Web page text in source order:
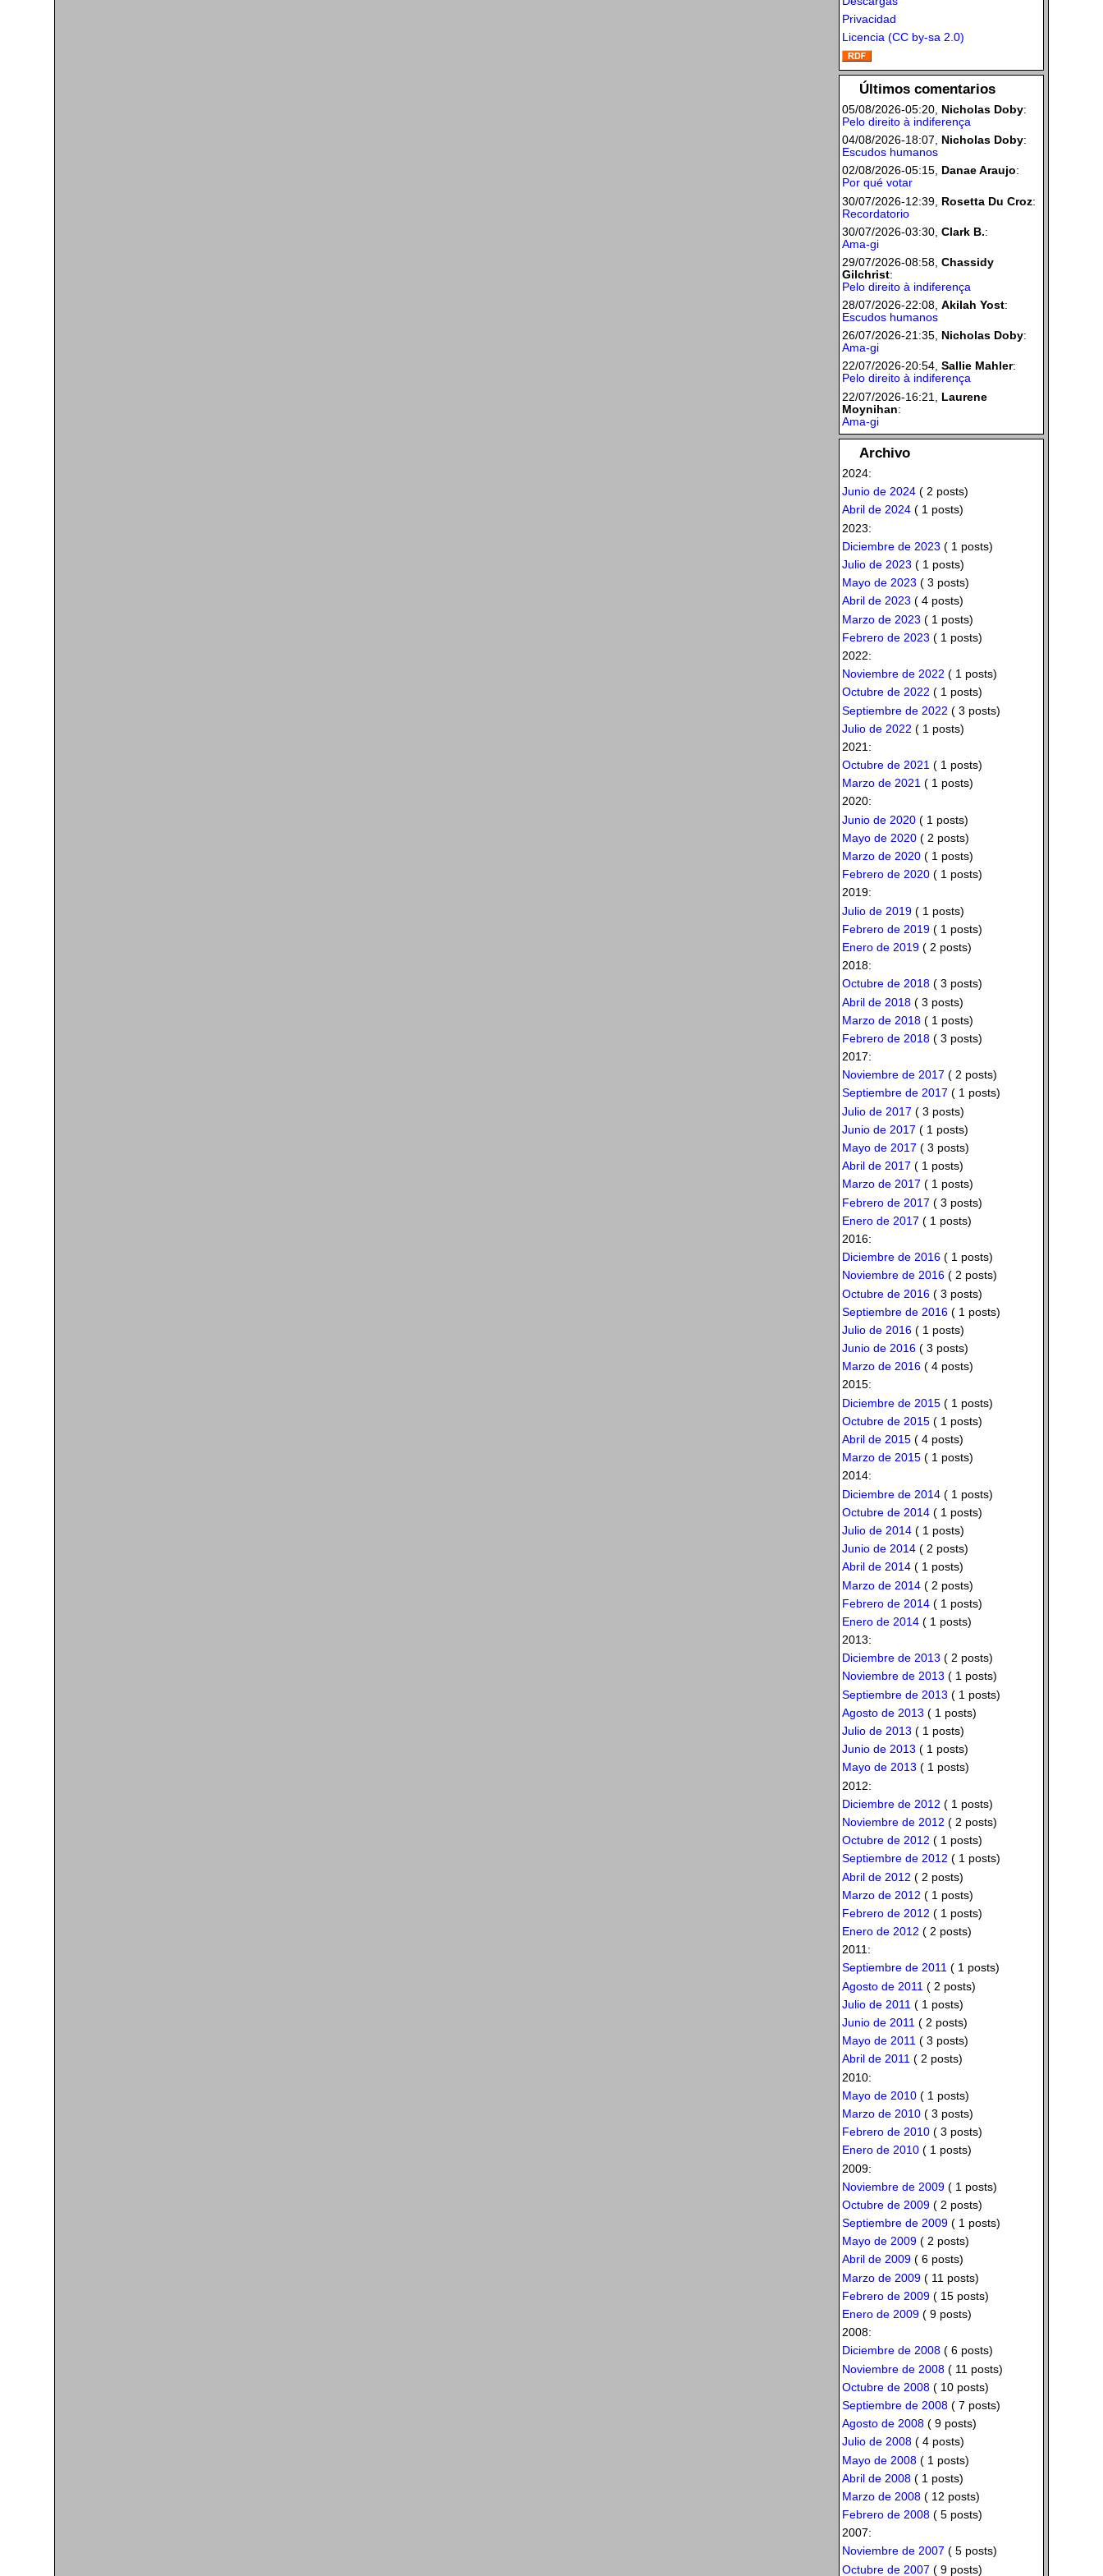
Privacidad
Licencia (CC by-sa 2.0)
Últimos comentarios
05/08/2026-05:20, Nicholas Doby:
Pelo direito à indiferença
04/08/2026-18:07, Nicholas Doby:
Escudos humanos
02/08/2026-05:15, Danae Araujo:
Por qué votar
30/07/2026-12:39, Rosetta Du Croz:
Recordatorio
30/07/2026-03:30, Clark B.:
Ama-gi
29/07/2026-08:58, Chassidy
Gilchrist:
Pelo direito à indiferença
28/07/2026-22:08, Akilah Yost:
Escudos humanos
26/07/2026-21:35, Nicholas Doby:
Ama-gi
22/07/2026-20:54, Sallie Mahler:
Pelo direito à indiferença
22/07/2026-16:21, Laurene
Moynihan:
Ama-gi
Archivo
2024:
Junio de 2024( 2 posts)
Abril de 2024( 1 posts)
2023:
Diciembre de 2023 ( 1 posts)
Julio de 2023 ( 1 posts)
Mayo de 2023 ( 3 posts)
Abril de 2023 ( 4 posts)
Marzo de 2023 ( 1 posts)
Febrero de 2023 ( 1 posts)
2022:
Noviembre de 2022 ( 1 posts)
Octubre de 2022 ( 1 posts)
Septiembre de 2022 ( 3 posts)
Julio de 2022 ( 1 posts)
2021:
Octubre de 2021 ( 1 posts)
Marzo de 2021( 1 posts)
2020:
Junio de 2020( 1 posts)
Mayo de 2020( 2 posts)
Marzo de 2020( 1 posts)
Febrero de 2020( 1 posts)
2019:
Julio de 2019( 1 posts)
Febrero de 2019( 1 posts)
Enero de 2019( 2 posts)
2018:
Octubre de 2018( 3 posts)
Abril de 2018( 3 posts)
Marzo de 2018( 1 posts)
Febrero de 2018( 3 posts)
2017:
Noviembre de 2017 ( 2 posts)
Septiembre de 2017 ( 1 posts)
Julio de 2017 ( 3 posts)
Junio de 2017 ( 1 posts)
Mayo de 2017 ( 3 posts)
Abril de 2017 ( 1 posts)
Marzo de 2017 ( 1 posts)
Febrero de 2017 ( 3 posts)
Enero de 2017 ( 1 posts)
2016:
Diciembre de 2016( 1 posts)
Noviembre de 2016( 2 posts)
Octubre de 2016( 3 posts)
Septiembre de 2016( 1 posts)
Julio de 2016( 1 posts)
Junio de 2016( 3 posts)
Marzo de 2016( 4 posts)
2015:
Diciembre de 2015( 1 posts)
Octubre de 2015( 1 posts)
Abril de 2015( 4 posts)
Marzo de 2015( 1 posts)
2014:
Diciembre de 2014( 1 posts)
Octubre de 2014( 1 posts)
Julio de 2014( 1 posts)
Junio de 2014( 2 posts)
Abril de 2014( 1 posts)
Marzo de 2014( 2 posts)
Febrero de 2014( 1 posts)
Enero de 2014( 1 posts)
2013:
Diciembre de 2013 ( 2 posts)
Noviembre de 2013 ( 1 posts)
Septiembre de 2013 ( 1 posts)
Agosto de 2013 ( 1 posts)
Julio de 2013 ( 1 posts)
Junio de 2013 ( 1 posts)
Mayo de 2013 ( 1 posts)
2012:
Diciembre de 2012 ( 1 posts)
Noviembre de 2012 ( 2 posts)
Octubre de 2012 ( 1 posts)
Septiembre de 2012 ( 1 posts)
Abril de 2012 ( 2 posts)
Marzo de 2012 ( 1 posts)
Febrero de 2012 ( 1 posts)
Enero de 2012 ( 2 posts)
2011:
Septiembre de 2011( 1 posts)
Agosto de 2011 ( 2 posts)
Julio de 2011 ( 1 posts)
Junio de 2011 ( 2 posts)
Mayo de 2011 ( 3 posts)
Abril de 2011( 2 posts)
2010:
Mayo de 2010( 1 posts)
Marzo de 2010( 3 posts)
Febrero de 2010( 3 posts)
Enero de 2010( 1 posts)
2009:
Noviembre de 2009( 1 posts)
Octubre de 2009( 2 posts)
Septiembre de 2009( 1 posts)
Mayo de 2009( 2 posts)
Abril de 2009( 6 posts)
Marzo de 2009( 11 posts)
Febrero de 2009( 15 posts)
Enero de 2009( 9 posts)
2008:
Diciembre de 2008( 6 posts)
Noviembre de 2008( 11 posts)
Octubre de 2008( 10 posts)
Septiembre de 2008( 7 posts)
Agosto de 2008( 9 posts)
Julio de 2008( 4 posts)
Mayo de 2008( 1 posts)
Abril de 2008( 1 posts)
Marzo de 2008( 12 posts)
Febrero de 2008( 5 posts)
2007:
Noviembre de 2007 ( 5 posts)
Octubre de 2007 ( 9 posts)